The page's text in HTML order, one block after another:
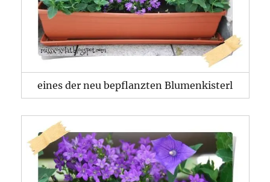
eines der neu bepflanzten Blumenkisterl